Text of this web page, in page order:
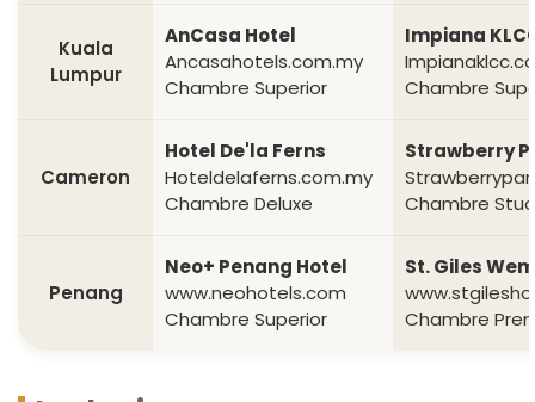
Kuala
Lumpur
AnCasa Hotel
Ancasahotels.com.my
Chambre Superior
Impiana
Chambre
Cameron
Hotel De'la Ferns
Hoteldelaferns.com.my
Chambre Deluxe
Strawberry
Chambre
Penang
Neo+ Penang Hotel
www.neohotels.com
Chambre Superior
St. Giles
Chambre